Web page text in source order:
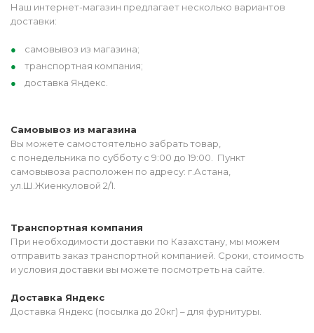
Наш интернет-магазин предлагает несколько вариантов
доставки:
самовывоз из магазина;
транспортная компания;
доставка Яндекс.
Самовывоз из магазина
Вы можете самостоятельно забрать товар,
с понедельника по субботу с 9:00 до 19:00. Пункт
самовывоза расположен по адресу: г.Астана,
ул.Ш.Жиенкуловой 2/1.
Транспортная компания
При необходимости доставки по Казахстану, мы можем
отправить заказ транспортной компанией. Сроки, стоимость
и условия доставки вы можете посмотреть на сайте.
Доставка Яндекс
Доставка Яндекс (посылка до 20кг) – для фурнитуры.